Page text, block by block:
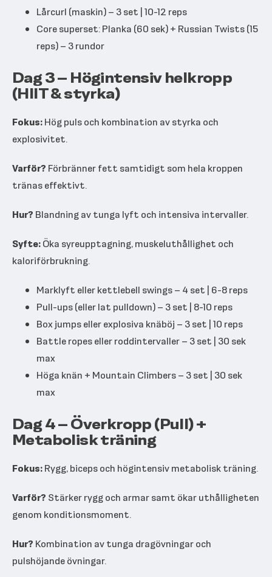
Lårcurl (maskin) – 3 set | 10-12 reps
Core superset: Planka (60 sek) + Russian Twists (15
reps) – 3 rundor
Dag 3 – Högintensiv helkropp
(HIIT & styrka)
Fokus:Hög puls och kombination av styrka och
explosivitet.
Varför? Förbränner fett samtidigt som hela kroppen
tränas effektivt.
Hur? Blandning av tunga lyft och intensiva intervaller.
Syfte:Öka syreupptagning, muskeluthållighet och
kaloriförbrukning.
Marklyft eller kettlebell swings – 4 set | 6-8 reps
Pull-ups (eller lat pulldown) – 3 set | 8-10 reps
Box jumps eller explosiva knäböj – 3 set | 10 reps
Battle ropes eller roddintervaller – 3 set | 30 sek
max
Höga knän + Mountain Climbers – 3 set | 30 sek
max
Dag 4 – Överkropp (Pull) +
Metabolisk träning
Fokus:Rygg, biceps och högintensiv metabolisk träning.
Varför? Stärker rygg och armar samt ökar uthålligheten
genom konditionsmoment.
Hur? Kombination av tunga dragövningar och
pulshöjande övningar.